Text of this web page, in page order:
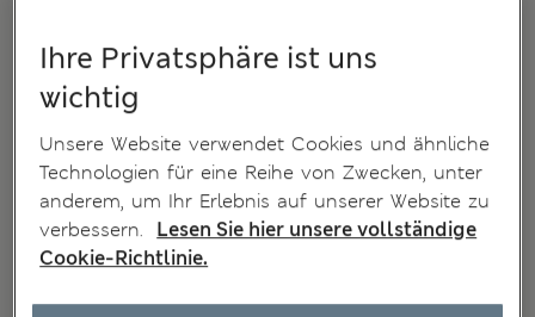
Ihre Privatsphäre ist uns
wichtig
Unsere Website verwendet Cookies und ähnliche
Technologien für eine Reihe von Zwecken, unter
anderem, um Ihr Erlebnis auf unserer Website zu
verbessern.
Lesen Sie hier unsere vollständige
Cookie-Richtlinie.